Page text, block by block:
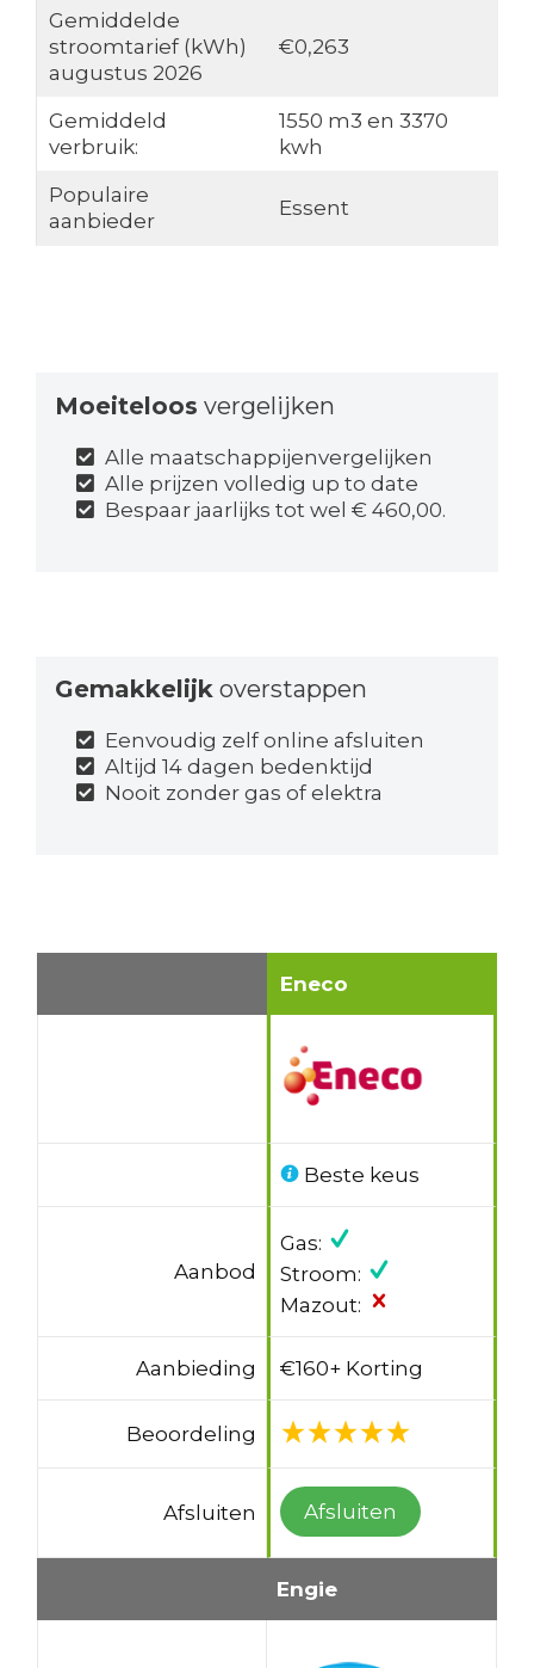
Gemiddelde
stroomtarief (kWh)
augustus 2026
€0,263
Gemiddeld
verbruik:
1550 m3 en 3370
kwh
Populaire
aanbieder
Essent
Moeiteloos vergelijken
Alle maatschappijenvergelijken
Alle prijzen volledig up to date
Bespaar jaarlijks tot wel € 460,00.
Gemakkelijkoverstappen
Eenvoudig zelf online afsluiten
Altijd 14 dagen bedenktijd
Nooit zonder gas of elektra
Eneco
Beste keus
Aanbod
Gas:
Stroom:
Mazout:
Aanbieding €160+ Korting
Beoordeling
Afsluiten Afsluiten
Engie